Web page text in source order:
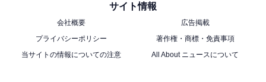
サイト情報
会社概要
広告掲載
プライバシーポリシー
著作権・商標・免責事項
当サイトの情報についての注意
All About ニュースについて